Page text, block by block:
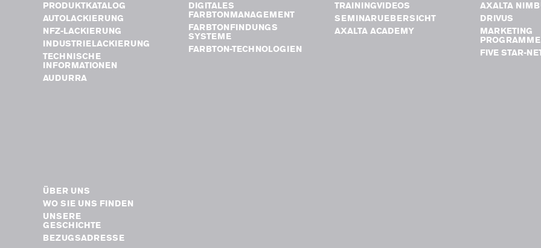
PRODUKTKATALOG
AUTOLACKIERUNG
NFZ-LACKIERUNG
INDUSTRIELACKIERUNG
TECHNISCHE
INFORMATIONEN
AUDURRA
DIGITALES
FARBTONMANAGEMENT
FARBTONFINDUNGS
SYSTEME
FARBTON-TECHNOLOGIEN
TRAININGVIDEOS
SEMINARUEBERSICHT
AXALTA ACADEMY
AXALTA
DRIVUS
MARKETING
FIVE STAR-
ÜBER UNS
WO SIE UNS FINDEN
UNSERE
GESCHICHTE
BEZUGSADRESSE